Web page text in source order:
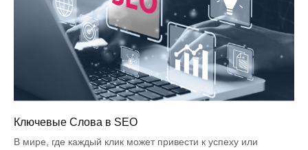
Ключевые Слова в SEO
В мире, где каждый клик может привести к успеху или